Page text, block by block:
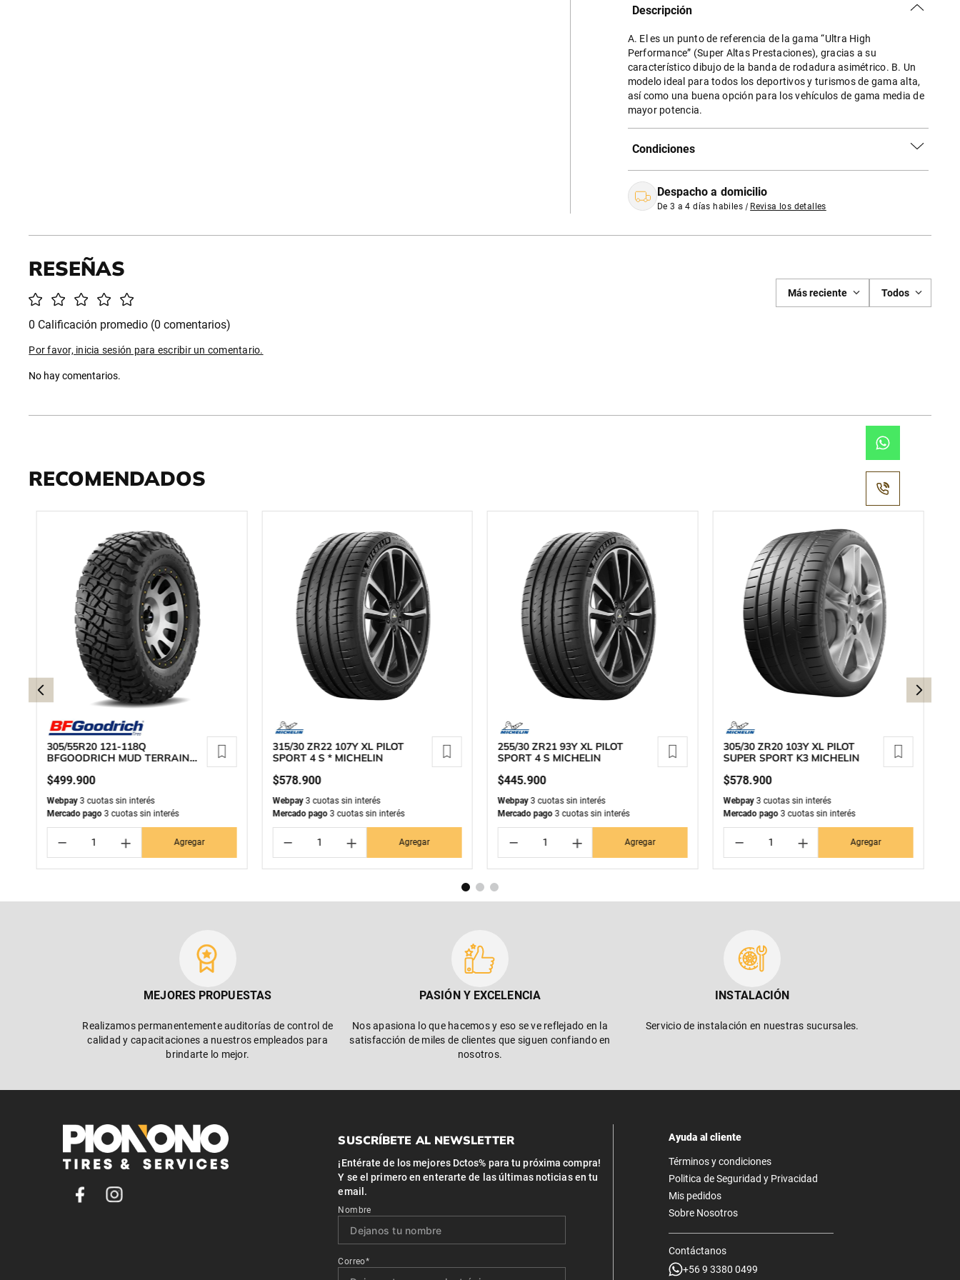
Descripción
A. El es un punto de referencia de la gama “Ultra High
Performance” (Super Altas Prestaciones), gracias a su
característico dibujo de la banda de rodadura asimétrico. B. Un
modelo ideal para todos los deportivos y turismos de gama alta,
así como una buena opción para los vehículos de gama media de
mayor potencia.
Condiciones
Despacho a domicilio
De 3 a 4 días habiles | Revisa los detalles
0 Calificación promedio (0 comentarios)
Por favor, inicia sesión para escribir un comentario.
Más reciente Todos
No hay comentarios.
RECOMENDADOS
305/55R20 121-118Q
BFGOODRICH MUD TERRAIN
$499.900
Webpay3 cuotas sin interés
Mercado pago3 cuotas sin interés
＋
－ Agregar
315/30 ZR22 107Y XL PILOT
SPORT 4 S * MICHELIN
$578.900
Webpay3 cuotas sin interés
Mercado pago3 cuotas sin interés
＋
－ Agregar
255/30 ZR21 93Y XL PILOT
SPORT 4 S MICHELIN
$445.900
Webpay 3 cuotas sin interés
Mercado pago 3 cuotas sin interés
＋
－ Agregar
305/30 ZR20 103Y XL PILOT
SUPER SPORT K3 MICHELIN
$578.900
Webpay3 cuotas sin interés
Mercado pago3 cuotas sin interés
＋
－ Agregar
MEJORES PROPUESTAS
Realizamos permanentemente auditorías de control de
calidad y capacitaciones a nuestros empleados para
brindarte lo mejor.
PASIÓN Y EXCELENCIA
Nos apasiona lo que hacemos y eso se ve reflejado en la
satisfacción de miles de clientes que siguen confiando en
nosotros.
INSTALACIÓN
Servicio de instalación en nuestras sucursales.
SUSCRÍBETE AL NEWSLETTER
¡Entérate de los mejores Dctos% para tu próxima compra!
Y se el primero en enterarte de las últimas noticias en tu
email.
Nombre
Correo*
Ayuda al cliente
Términos y condiciones
Politica de Seguridad y Privacidad
Mis pedidos
Sobre Nosotros
Contáctanos
+56 9 3380 0499